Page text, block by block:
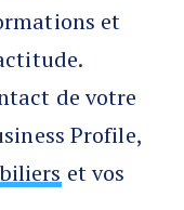
et
de votre
Profile,
et vos